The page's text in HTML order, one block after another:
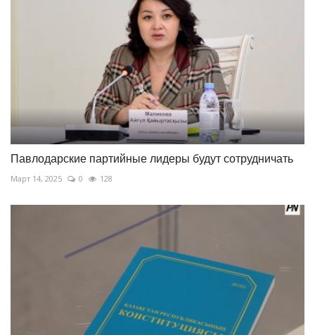
Павлодарские партийные лидеры будут сотрудничать
Март 14, 2025 0 128